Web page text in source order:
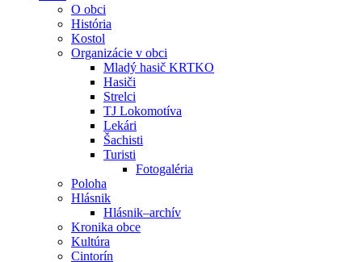
O obci
História
Kostol
Organizácie v obci
Mladý hasič KRTKO
Hasiči
Strelci
TJ Lokomotíva
Lekári
Šachisti
Turisti
Fotogaléria
Poloha
Hlásnik
Hlásnik–archív
Kronika obce
Kultúra
Cintorín